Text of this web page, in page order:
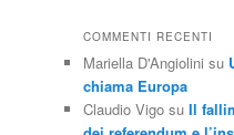
COMMENTI RECENTI
Mariella D'Angiolini su
chiama Europa
Claudio Vigo su Il